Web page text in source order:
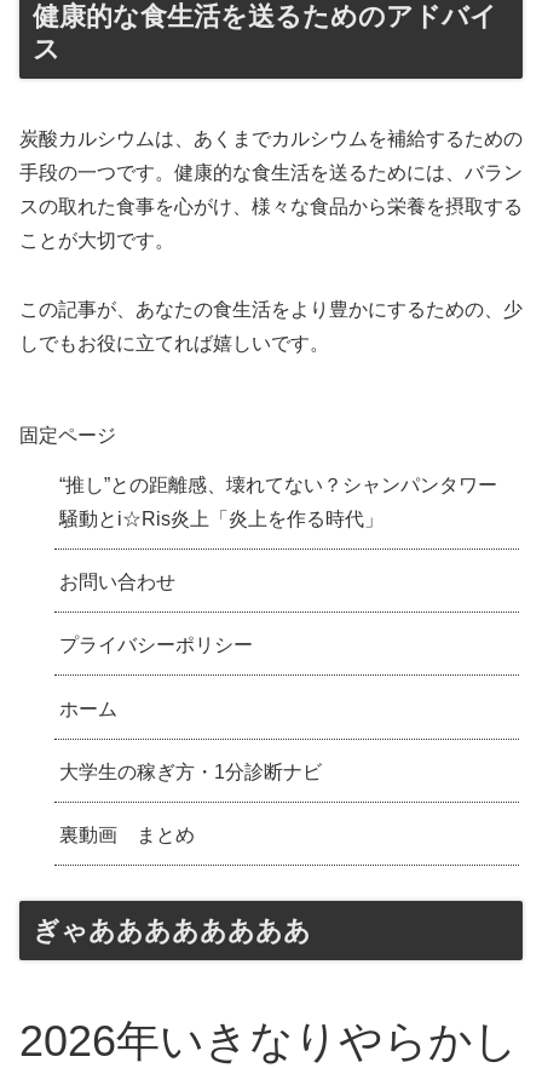
健康的な食生活を送るためのアドバイ
ス
炭酸カルシウムは、あくまでカルシウムを補給するための
手段の一つです。健康的な食生活を送るためには、バラン
スの取れた食事を心がけ、様々な食品から栄養を摂取する
ことが大切です。
この記事が、あなたの食生活をより豊かにするための、少
しでもお役に立てれば嬉しいです。
固定ページ
“推し”との距離感、壊れてない？シャンパンタワー
騒動とi☆Ris炎上「炎上を作る時代」
お問い合わせ
プライバシーポリシー
ホーム
大学生の稼ぎ方・1分診断ナビ
裏動画 まとめ
ぎゃああああああああ
2026年いきなりやらかし